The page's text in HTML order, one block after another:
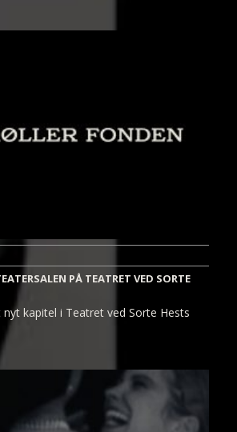
PÅ TEATRET VED SORTE
nyt kapitel i Teatret ved Sorte Hests